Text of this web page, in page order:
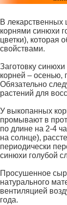
В лекарственных
корнями синюхи
цветки),
свойствами.
Заготовку
корней – осенью,
Обязательно
растений для
У выкопанных
промывают в
по длине на 2-4
на солнце),
периодически
синюхи голубой
Просушенное
натурального
вентиляцией
года.